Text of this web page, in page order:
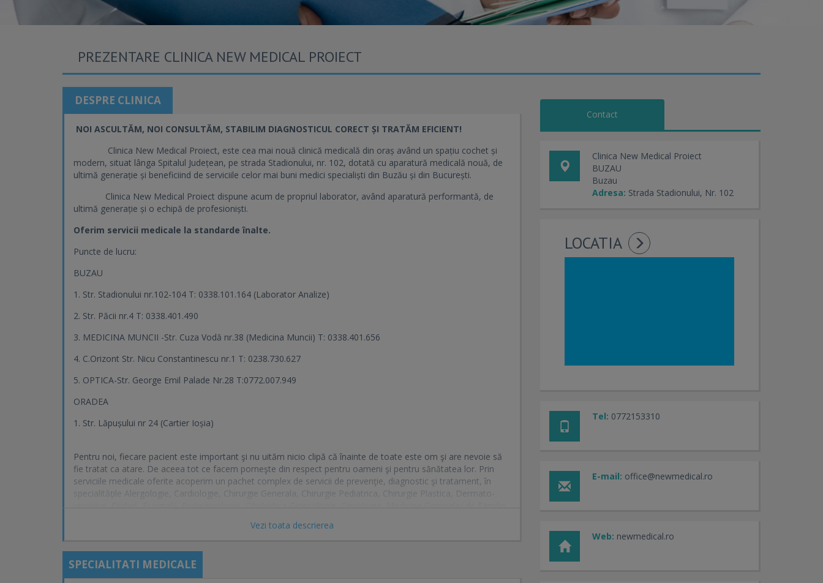
PREZENTARE CLINICA NEW MEDICAL PROIECT
DESPRE CLINICA
Vezi toata descrierea
NOI ASCULTĂM, NOI CONSULTĂM, STABILIM DIAGNOSTICUL CORECT ȘI TRATĂM EFICIENT!
Clinica New Medical Proiect, este cea mai nouă clinică medicală din oraș având un spațiu cochet și
modern, situat lânga Spitalul Județean, pe strada Stadionului, nr. 102, dotată cu aparatură medicală nouă, de
ultimă generație și beneficiind de serviciile celor mai buni medici specialiști din Buzău și din București.
Clinica New Medical Proiect dispune acum de propriul laborator, având aparatură performantă, de
ultimă generație și o echipă de profesioniști.
Oferim servicii medicale la standarde înalte.
Puncte de lucru:
BUZAU
1. Str. Stadionului nr.102-104 T: 0338.101.164 (Laborator Analize)
2. Str. Păcii nr.4 T: 0338.401.490
3. MEDICINA MUNCII -Str. Cuza Vodă nr.38 (Medicina Muncii) T: 0338.401.656
4. C.Orizont Str. Nicu Constantinescu nr.1 T: 0238.730.627
5. OPTICA-Str. George Emil Palade Nr.28 T:0772.007.949
ORADEA
1. Str. Lăpușului nr 24 (Cartier Ioșia)
Pentru noi, fiecare pacient este important şi nu uităm nicio clipă că înainte de toate este om şi are nevoie să
fie tratat ca atare. De aceea tot ce facem porneşte din respect pentru oameni şi pentru sănătatea lor. Prin
serviciile medicale oferite acoperim un pachet complex de servicii de prevenţie, diagnostic şi tratament, în
specialităţile Alergologie, Cardiologie, Chirurgie Generala, Chirurgie Pediatrica, Chirurgie Plastica, Dermato-
Pediatrie, Pneumologie, Psihiatrie,Psihiatrie Infantila, Psihologie, Reumatologie, Urologie, Somnologie și
În fiecare luni beneficiați de un
SPECIALITATI MEDICALE
Contact
Clinica New Medical Proiect
BUZAU
Buzau
Adresa: Strada Stadionului, Nr. 102
LOCATIA
Tel: 0772153310
E-mail: office@newmedical.ro
Web: newmedical.ro